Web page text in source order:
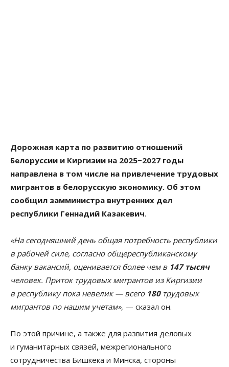
Дорожная карта по развитию отношений
Белоруссии и Киргизии на 2025−2027 годы
направлена в том числе на привлечение трудовых
мигрантов в белорусскую экономику. Об этом
сообщил замминистра внутренних дел
республики Геннадий Казакевич.
«На сегодняшний день общая потребность республики
в рабочей силе, согласно общереспубликанскому
банку вакансий, оценивается более чем в 147 тысяч
человек. Приток трудовых мигрантов из Киргизии
в республику пока невелик — всего 180трудовых
мигрантов по нашим учетам», — сказал он.
По этой причине, а также для развития деловых
и гуманитарных связей, межрегионального
сотрудничества Бишкека и Минска, стороны